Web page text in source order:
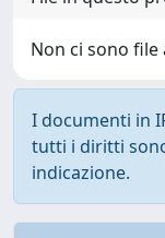
Non ci sono
I documenti in
tutti i diritti
indicazione.